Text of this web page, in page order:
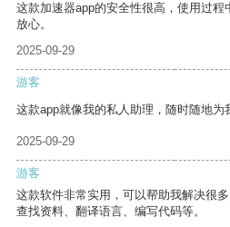
这款加速器app的安全性很高，使用过
放心。
2025-09-29
游客
这款app就像我的私人助理，随时随地为
2025-09-29
游客
这款软件非常实用，可以帮助我解决很
查找资料、翻译语言、编写代码等。